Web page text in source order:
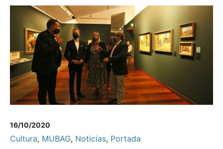
16/10/2020
Cultura, MUBAG, Noticias, Portada